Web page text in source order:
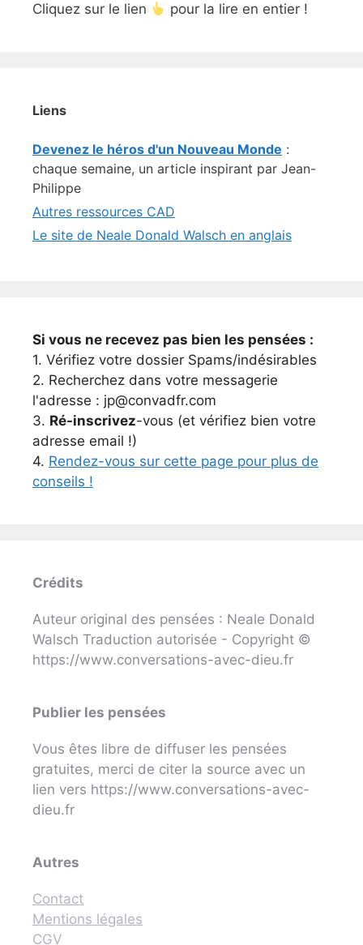
Cliquez sur le lien pour la lire en entier !
Liens
Devenez le héros d'un Nouveau Monde :
chaque semaine, un article inspirant par Jean-
Philippe
Autres ressources CAD
Le site de Neale Donald Walsch en anglais
Si vous ne recevez pas bien les pensées :
1. Vérifiez votre dossier Spams/indésirables
2. Recherchez dans votre messagerie
l'adresse : jp@convadfr.com
3. Ré-inscrivez-vous (et vérifiez bien votre
adresse email !)
4. Rendez-vous sur cette page pour plus de
conseils !
Crédits
Auteur original des pensées : Neale Donald
Walsch Traduction autorisée - Copyright ©
https://www.conversations-avec-dieu.fr
Publier les pensées
Vous êtes libre de diffuser les pensées
gratuites, merci de citer la source avec un
lien vers https://www.conversations-avec-
dieu.fr
Autres
Contact
Mentions légales
CGV